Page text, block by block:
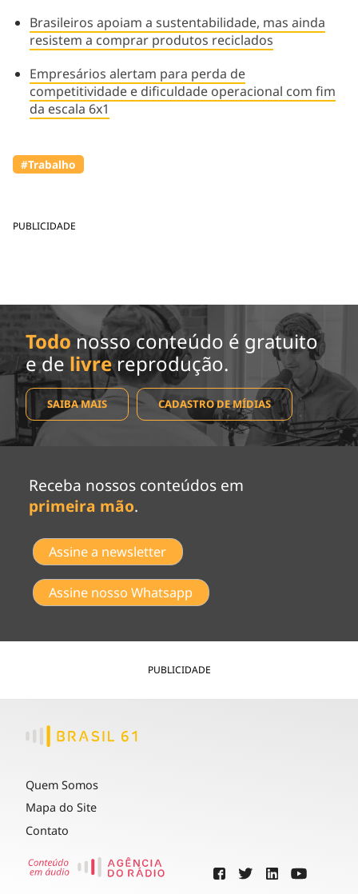
PUBLICIDADE
Brasileiros apoiam a sustentabilidade, mas ainda
resistem a comprar produtos reciclados
Empresários alertam para perda de
competitividade e dificuldade operacional com fim
da escala 6x1
#Trabalho
Todo nosso conteúdo é gratuito
e de livrereprodução.
SAIBA MAIS CADASTRO DE MÍDIAS
Receba nossos conteúdos em
primeira mão.
Assine a newsletter
Assine nosso Whatsapp
PUBLICIDADE
Quem Somos
Mapa do Site
Contato